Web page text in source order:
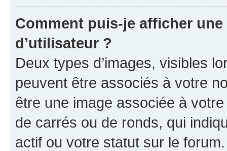
Comment puis-je afficher
d’utilisateur ?
Deux types d’images, visibles
peuvent être associés à votre
être une image associée à
de carrés ou de ronds, qui
actif ou votre statut sur le